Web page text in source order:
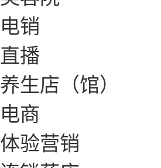
电销
直播
养生店（馆）
电商
体验营销